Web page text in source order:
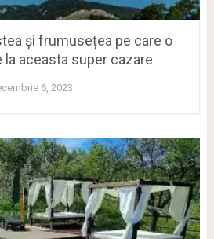
și frumusețea pe care o
la aceasta super cazare
6, 2023